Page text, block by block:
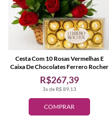
COMPRAR
3x de R$ 89,13
R$267,39
Cesta Com 10 Rosas Vermelhas E
Caixa De Chocolates Ferrero Rocher